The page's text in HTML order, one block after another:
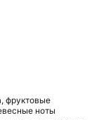
фруктовые
ноты